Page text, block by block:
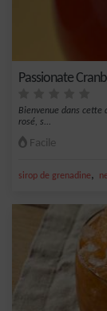
Passionate
Bienvenue dans cette
rosé, s...
Facile
sirop de grenadine,